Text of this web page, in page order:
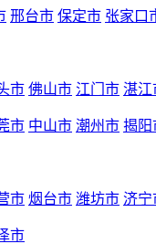
邢台市 保定市 张家口
市 佛山市 江门市 湛江
市 中山市 潮州市 揭阳
市 烟台市 潍坊市 济宁
市